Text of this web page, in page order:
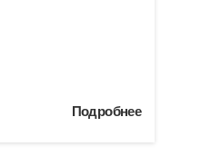
Подробнее